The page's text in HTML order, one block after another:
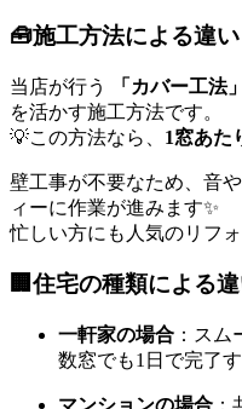
🧰施工方法による違い
当店が行う 「カバー工法」
を活かす施工方法です。
💡この方法なら、 1窓あた
壁工事が不要なため、音
ィーに作業が進みます✨
忙しい方にも人気のリフ
🏢住宅の種類による
一軒家の場合 ：ス
数窓でも1日で完了
マンションの場合